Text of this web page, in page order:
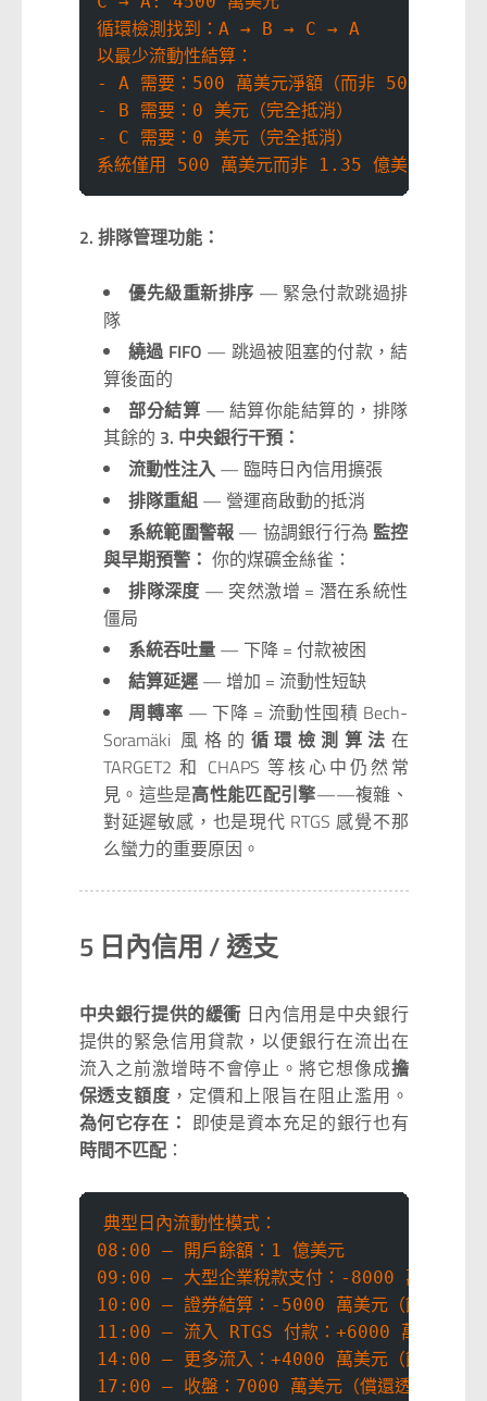
循環檢測找到：A → B → C → A
以最少流動性結算：
- A 需要：500 萬美元淨額（而非 5000 萬美
- B 需要：0 美元（完全抵消）
- C 需要：0 美元（完全抵消）
系統僅用 500 萬美元而非 1.35 億美元結算循
2. 排隊管理功能：
優先級重新排序 — 緊急付款跳過排
隊
繞過 FIFO — 跳過被阻塞的付款，結
算後面的
部分結算 — 結算你能結算的，排隊
其餘的 3. 中央銀行干預：
流動性注入— 臨時日內信用擴張
排隊重組— 營運商啟動的抵消
系統範圍警報 — 協調銀行行為監控
與早期預警： 你的煤礦金絲雀：
排隊深度 — 突然激增 = 潛在系統性
僵局
系統吞吐量— 下降 = 付款被困
結算延遲— 增加 = 流動性短缺
周轉率 — 下降 = 流動性囤積 Bech-
Soramäki 風格的 循環檢測算法 在
TARGET2 和 CHAPS 等核心中仍然常
見。這些是高性能匹配引擎——複雜、
對延遲敏感，也是現代 RTGS 感覺不那
么蠻力的重要原因。
5 日內信用 / 透支
中央銀行提供的緩衝 日內信用是中央銀行
提供的緊急信用貸款，以便銀行在流出在
流入之前激增時不會停止。將它想像成擔
保透支額度 ，定價和上限旨在阻止濫用。
為何它存在： 即使是資本充足的銀行也有
時間不匹配：
典型日內流動性模式：
08:00 — 開戶餘額：1 億美元
09:00 — 大型企業稅款支付：-8000 萬美元（
10:00 — 證券結算：-5000 萬美元（餘額：-
11:00 — 流入 RTGS 付款：+6000 萬美元（
14:00 — 更多流入：+4000 萬美元（餘額：
17:00 — 收盤：7000 萬美元（償還透支 + 利